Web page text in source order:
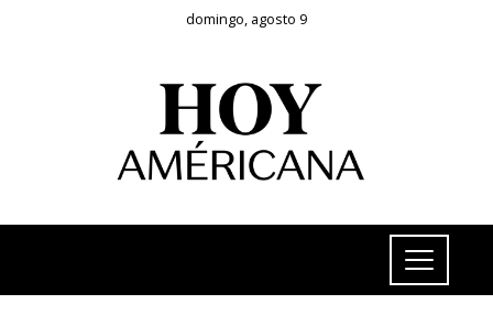
domingo, agosto 9